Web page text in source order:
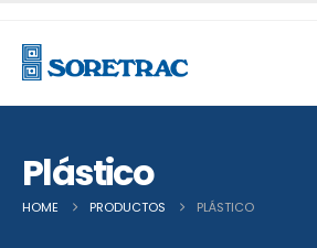
Plástico
HOME PRODUCTOS PLÁSTICO